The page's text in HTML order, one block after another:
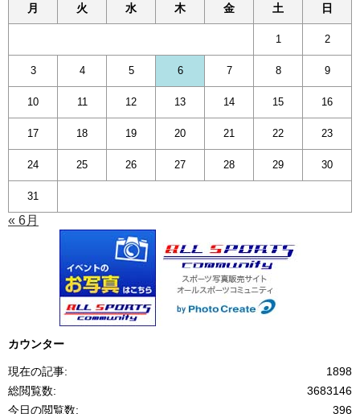
月 火 水 木 金 土 日
1 2
3 4 5 6 7 8 9
10 11 12 13 14 15 16
17 18 19 20 21 22 23
24 25 26 27 28 29 30
31
« 6月
カウンター
1898
現在の記事:
3683146
総閲覧数:
396
今日の閲覧数: